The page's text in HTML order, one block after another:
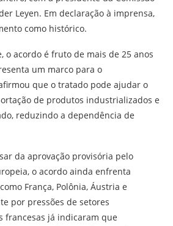
Leyen. Em declaração à imprensa,
como histórico.
o acordo é fruto de mais de 25 anos
um marco para o
que o tratado pode ajudar o
de produtos industrializados e
reduzindo a dependência de
da aprovação provisória pelo
o acordo ainda enfrenta
França, Polônia, Áustria e
por pressões de setores
francesas já indicaram que